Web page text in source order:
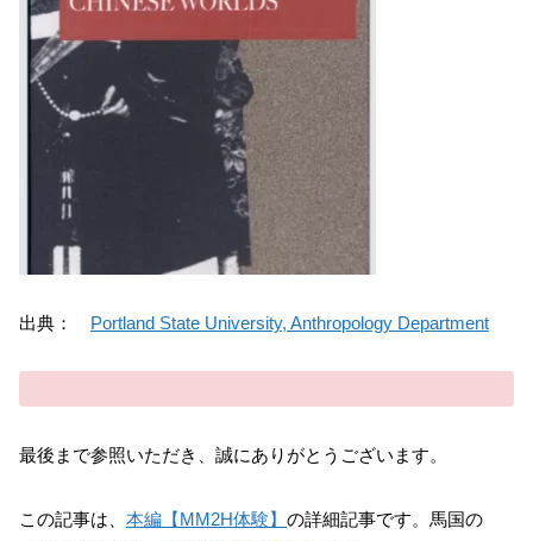
出典： Portland State University, Anthropology Department
最後まで参照いただき、誠にありがとうございます。
この記事は、 本編【MM2H体験】 の詳細記事です。馬国の